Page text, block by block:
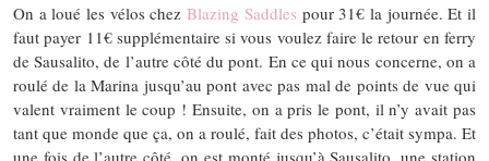
On a loué les vélos chez Blazing Saddles pour 31€ la journée. Et il
faut payer 11€ supplémentaire si vous voulez faire le retour en ferry
de Sausalito, de l’autre côté du pont. En ce qui nous concerne, on a
roulé de la Marina jusqu’au pont avec pas mal de points de vue qui
valent vraiment le coup ! Ensuite, on a pris le pont, il n’y avait pas
tant que monde que ça, on a roulé, fait des photos, c’était sympa. Et
une fois de l’autre côté, on est monté jusqu’à Sausalito, une station